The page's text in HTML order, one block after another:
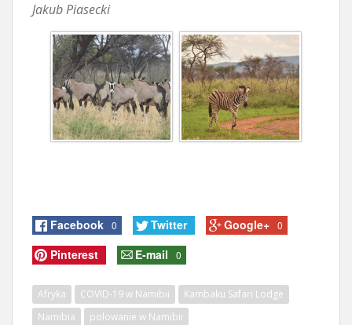
Jakub Piasecki
Facebook 0 Twitter Google+ 0
Pinterest E-mail 0
Afryka COVID-19 w Namibii
Kambaku Safari Lodge
Namibia
polowanie w Namibii